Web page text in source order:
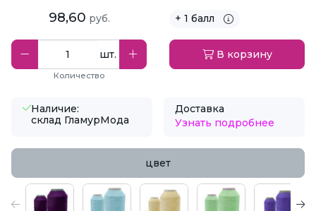
98,60 руб. + 1 балл
шт.
Количество
В корзину
Наличие:
склад ГламурМода
Доставка
Узнать подробнее
цвет